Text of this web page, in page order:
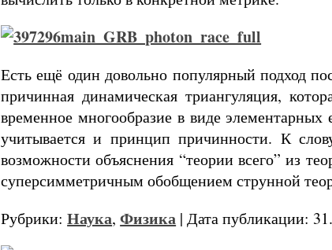
Есть ещё один довольно популярный подход
причинная динамическая триангуляция,
временное многообразие в виде
учитывается и принцип причинности. К
возможности объяснения “теории всего” из
суперсимметричным обобщением струнной
Рубрики:Наука,Физика | Дата публикации: